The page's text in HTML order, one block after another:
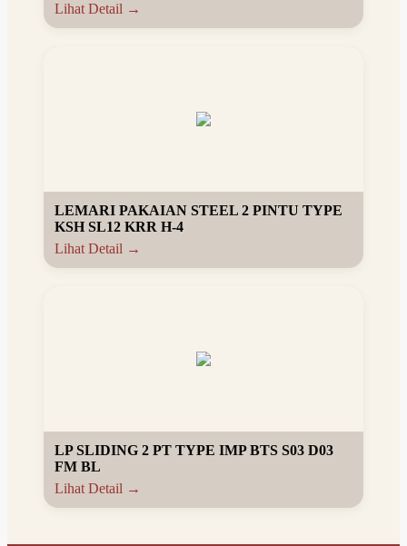
Lihat Detail →
LEMARI PAKAIAN STEEL 2 PINTU TYPE
KSH SL12 KRR H-4
Lihat Detail →
LP SLIDING 2 PT TYPE IMP BTS S03 D03
FM BL
Lihat Detail →